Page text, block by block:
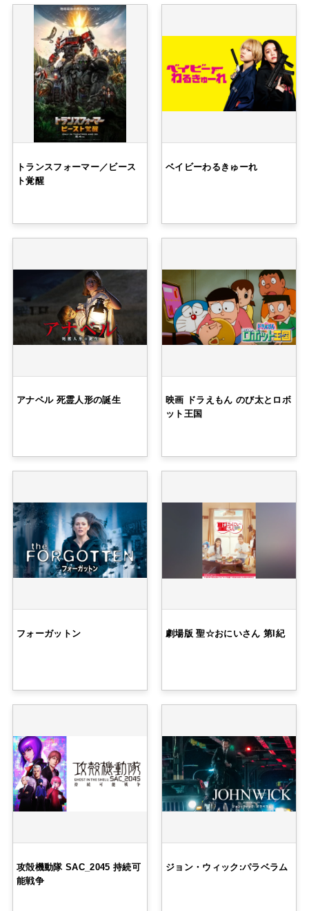
トランスフォーマー／ビース
ト覚醒
ベイビーわるきゅーれ
アナベル 死霊人形の誕生
映画 ドラえもん のび太とロボ
ット王国
フォーガットン 劇場版 聖☆おにいさん 第I紀
攻殻機動隊 SAC_2045 持続可
能戦争
ジョン・ウィック:パラベラム